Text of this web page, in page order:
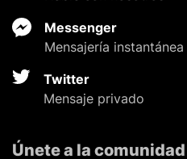
Messenger
Mensajería instantánea
Twitter
Mensaje privado
Únete a la comunidad